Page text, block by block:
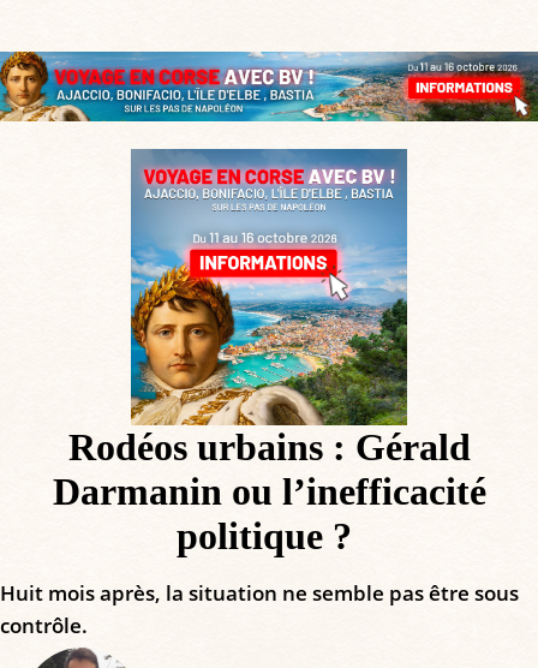
Rodéos urbains : Gérald
Darmanin ou l’inefficacité
politique ?
Huit mois après, la situation ne semble pas être sous
contrôle.